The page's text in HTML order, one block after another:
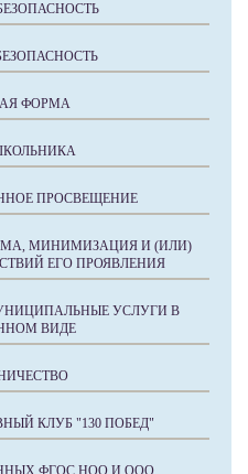
ФОРМА
ПРОСВЕЩЕНИЕ
МИНИМИЗАЦИЯ И (ИЛИ)
ЕГО ПРОЯВЛЕНИЯ
УСЛУГИ В
ВИДЕ
КЛУБ "130 ПОБЕД"
ФГОС НОО И ООО